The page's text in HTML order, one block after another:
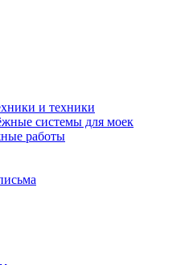
и техники
системы для моек
работы